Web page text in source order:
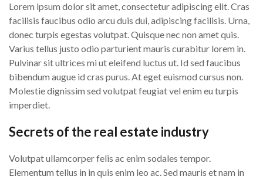
Lorem ipsum dolor sit amet, consectetur adipiscing elit. Cras
facilisis faucibus odio arcu duis dui, adipiscing facilisis. Urna,
donec turpis egestas volutpat. Quisque nec non amet quis.
Varius tellus justo odio parturient mauris curabitur lorem in.
Pulvinar sit ultrices mi ut eleifend luctus ut. Id sed faucibus
bibendum augue id cras purus. At eget euismod cursus non.
Molestie dignissim sed volutpat feugiat vel enim eu turpis
imperdiet.
Secrets of the real estate industry
Volutpat ullamcorper felis ac enim sodales tempor.
Elementum tellus in in quis enim leo ac. Sed mauris et nam in